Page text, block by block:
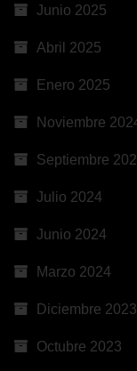
Junio 2025
Abril 2025
Enero 2025
Noviembre
Septiembre
Julio 2024
Junio 2024
Marzo 2024
Diciembre 2023
Octubre 2023